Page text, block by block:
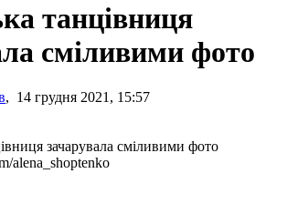
танцівниця
сміливими фото
, 14 грудня 2021, 15:57
alena_shoptenko